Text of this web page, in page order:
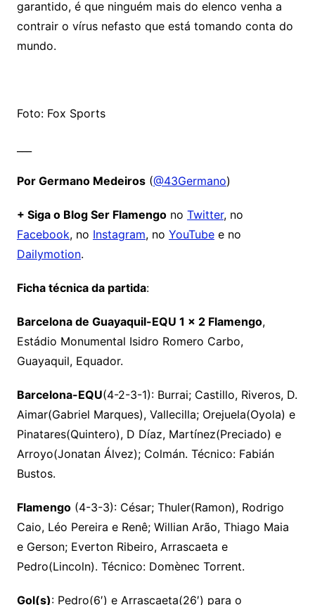
garantido, é que ninguém mais do elenco venha a
contrair o vírus nefasto que está tomando conta do
mundo.
Foto: Fox Sports
Por Germano Medeiros(@43Germano)
+ Siga o Blog Ser Flamengono Twitter, no
Facebook, no Instagram, no YouTubee no
Dailymotion.
Ficha técnica da partida:
Barcelona de Guayaquil-EQU 1 x 2 Flamengo,
Estádio Monumental Isidro Romero Carbo,
Guayaquil, Equador.
Barcelona-EQU(4-2-3-1): Burrai; Castillo, Riveros, D.
Aimar(Gabriel Marques), Vallecilla; Orejuela(Oyola) e
Pinatares(Quintero), D Díaz, Martínez(Preciado) e
Arroyo(Jonatan Álvez); Colmán. Técnico: Fabián
Bustos.
Flamengo(4-3-3): César; Thuler(Ramon), Rodrigo
Caio, Léo Pereira e Renê; Willian Arão, Thiago Maia
e Gerson; Everton Ribeiro, Arrascaeta e
Pedro(Lincoln). Técnico: Domènec Torrent.
Gol(s): Pedro(6′) e Arrascaeta(26′) para o